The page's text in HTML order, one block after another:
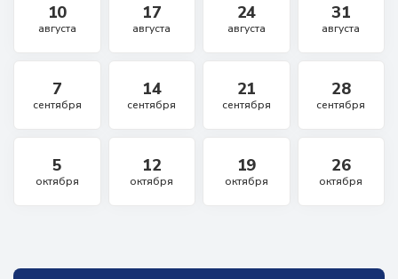
10
августа
17
августа
24
августа
31
августа
7
сентября
14
сентября
21
сентября
28
сентября
5
октября
12
октября
19
октября
26
октября